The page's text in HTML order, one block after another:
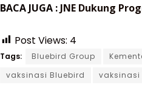
BACA JUGA : JNE Dukung
Post Views: 4
Tags: Bluebird Group
vaksinasi Bluebird